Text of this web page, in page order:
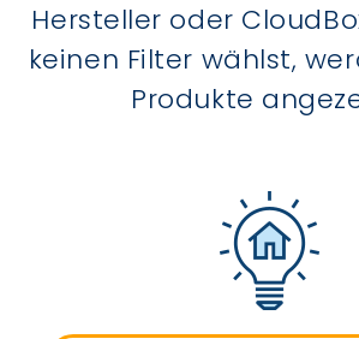
Hersteller oder
keinen Filter wählst,
Produkte